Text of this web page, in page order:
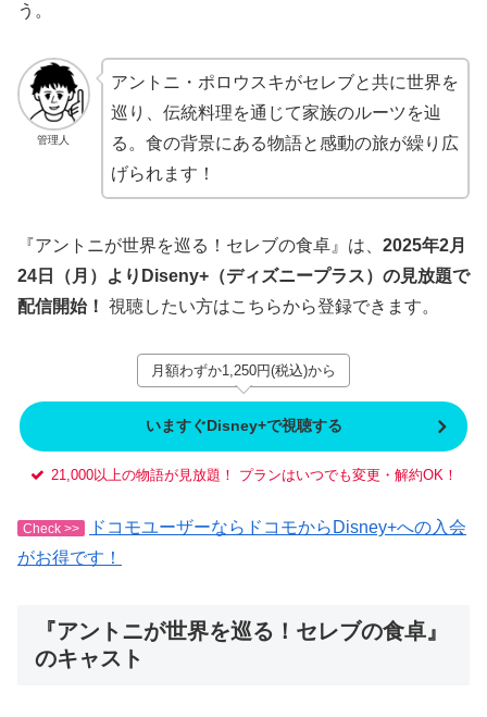
う。
管理人
アントニ・ポロウスキがセレブと共に世界を
巡り、伝統料理を通じて家族のルーツを辿
る。食の背景にある物語と感動の旅が繰り広
げられます！
『アントニが世界を巡る！セレブの食卓』は、 2025年2月
24日（月）よりDiseny+（ディズニープラス）の見放題で
配信開始！ 視聴したい方はこちらから登録できます。
月額わずか1,250円(税込)から
いますぐDisney+で視聴する
21,000以上の物語が見放題！ プランはいつでも変更・解約OK！
Check >>
ドコモユーザーならドコモからDisney+への入会
がお得です！
『アントニが世界を巡る！セレブの食卓』
のキャスト